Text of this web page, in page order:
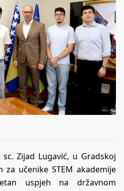
Zijad Lugavić, u Gradskoj
učenike STEM akademije
uspjeh na državnom